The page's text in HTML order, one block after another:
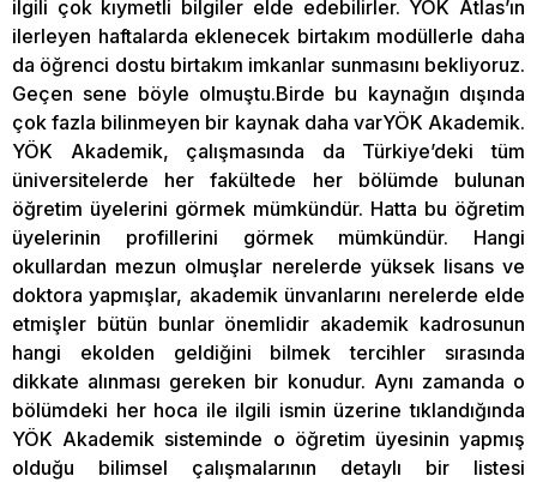
ilgili çok kıymetli bilgiler elde edebilirler. YÖK Atlas’ın
ilerleyen haftalarda eklenecek birtakım modüllerle daha
da öğrenci dostu birtakım imkanlar sunmasını bekliyoruz.
Geçen sene böyle olmuştu.Birde bu kaynağın dışında
çok fazla bilinmeyen bir kaynak daha varYÖK Akademik.
YÖK Akademik, çalışmasında da Türkiye’deki tüm
üniversitelerde her fakültede her bölümde bulunan
öğretim üyelerini görmek mümkündür. Hatta bu öğretim
üyelerinin profillerini görmek mümkündür. Hangi
okullardan mezun olmuşlar nerelerde yüksek lisans ve
doktora yapmışlar, akademik ünvanlarını nerelerde elde
etmişler bütün bunlar önemlidir akademik kadrosunun
hangi ekolden geldiğini bilmek tercihler sırasında
dikkate alınması gereken bir konudur. Aynı zamanda o
bölümdeki her hoca ile ilgili ismin üzerine tıklandığında
YÖK Akademik sisteminde o öğretim üyesinin yapmış
olduğu bilimsel çalışmalarının detaylı bir listesi